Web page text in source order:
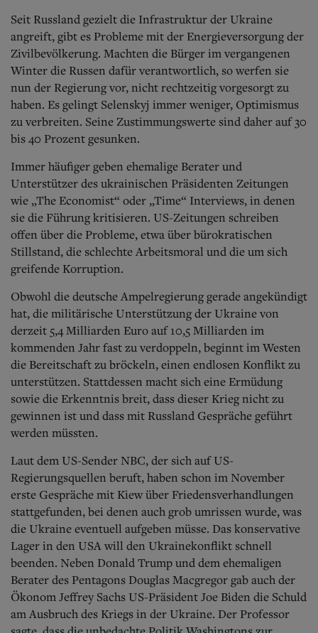
Seit Russland gezielt die Infrastruktur der Ukraine
angreift, gibt es Probleme mit der Energieversorgung der
Zivilbevölkerung. Machten die Bürger im vergangenen
Winter die Russen dafür verantwortlich, so werfen sie
nun der Regierung vor, nicht rechtzeitig vorgesorgt zu
haben. Es gelingt Selenskyj immer weniger, Optimismus
zu verbreiten. Seine Zustimmungswerte sind daher auf 30
bis 40 Prozent gesunken.
Immer häufiger geben ehemalige Berater und
Unterstützer des ukrainischen Präsidenten Zeitungen
wie „The Economist“ oder „Time“ Interviews, in denen
sie die Führung kritisieren. US-Zeitungen schreiben
offen über die Probleme, etwa über bürokratischen
Stillstand, die schlechte Arbeitsmoral und die um sich
greifende Korruption.
Obwohl die deutsche Ampelregierung gerade angekündigt
hat, die militärische Unterstützung der Ukraine von
derzeit 5,4 Milliarden Euro auf 10,5 Milliarden im
kommenden Jahr fast zu verdoppeln, beginnt im Westen
die Bereitschaft zu bröckeln, einen endlosen Konflikt zu
unterstützen. Stattdessen macht sich eine Ermüdung
sowie die Erkenntnis breit, dass dieser Krieg nicht zu
gewinnen ist und dass mit Russland Gespräche geführt
werden müssten.
Laut dem US-Sender NBC, der sich auf US-
Regierungsquellen beruft, haben schon im November
erste Gespräche mit Kiew über Friedensverhandlungen
stattgefunden, bei denen auch grob umrissen wurde, was
die Ukraine eventuell aufgeben müsse. Das konservative
Lager in den USA will den Ukrainekonflikt schnell
beenden. Neben Donald Trump und dem ehemaligen
Berater des Pentagons Douglas Macgregor gab auch der
Ökonom Jeffrey Sachs US-Präsident Joe Biden die Schuld
am Ausbruch des Kriegs in der Ukraine. Der Professor